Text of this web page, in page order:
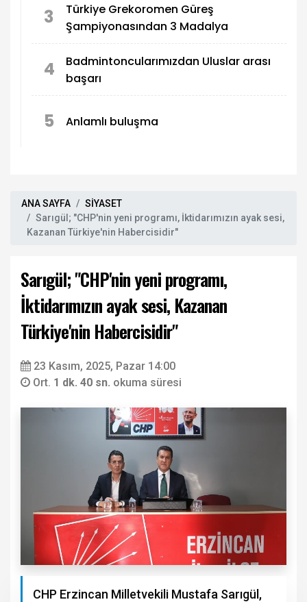
3
Türkiye Grekoromen Güreş
Şampiyonasından 3 Madalya
4
Badmintoncularımızdan Uluslar arası
başarı
5 Anlamlı buluşma
ANA SAYFA
SİYASET
Sarıgül; "CHP'nin yeni programı, İktidarımızın ayak sesi,
Kazanan Türkiye'nin Habercisidir"
Sarıgül; "CHP'nin yeni programı,
İktidarımızın ayak sesi, Kazanan
Türkiye'nin Habercisidir"
23 Kasım, 2025, Pazar 14:00
Ort. 1 dk. 40 sn. okuma süresi
CHP Erzincan Milletvekili Mustafa Sarıgül,